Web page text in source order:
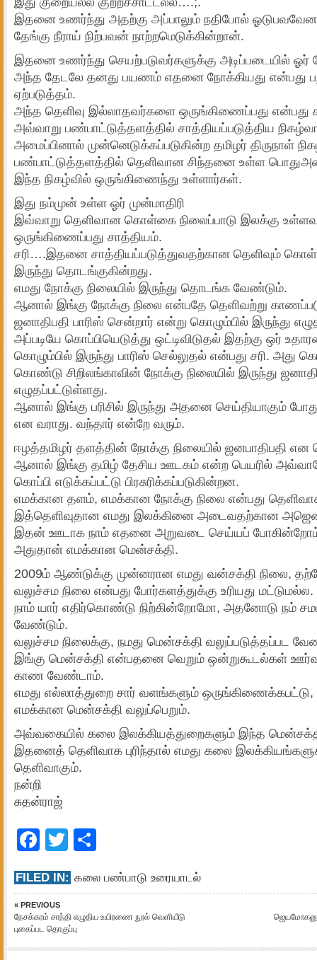
இதனை உணர்ந்து அதற்கு அப்பாலும் நதிபோல் ஓடுபவவேன
தேங்கு நீராய் நிற்பவன் நாற்றமெடுக்கின்றான்.
இதனை உணர்ந்து செயற்படுவர்களுக்கு அடிப்படையில் ஓர்
அந்த தேடலே தனது பயணம் எதனை நோக்கியது என்பது
ஏற்படுத்தம்.
அந்த தெளிவு இல்லாதவர்களை ஒருங்கிணைப்பது என்பது
அவ்வாறு பண்பாட்டுத்தளத்தில் சாத்தியப்படுத்திய
அமைப்பினால் முன்னெடுக்கப்படுகின்ற தமிழர் திருநாள்
பண்பாட்டுத்தளத்தில் தெளிவான சிந்தனை உள்ள
இந்த நிகழ்வில் ஒருங்கிணைந்து உள்ளார்கள்.
இது நம்முன் உள்ள ஓர் முன்மாதிரி
இவ்வாறு தெளிவான கொள்கை நிலைப்பாடு இலக்கு
ஒருங்கிணைப்பது சாத்தியம்.
சரி….இதனை சாத்தியப்படுத்துவதற்கான தெளிவும்
இருந்து தொடங்குகின்றது.
எமது நோக்கு நிலையில் இருந்து தொடங்க வேண்டும்.
ஆனால் இங்கு நோக்கு நிலை என்பதே தெளிவற்று
ஜனாதிபதி பாரிஸ் சென்றார் என்று கொழும்பில் இருந்து
அப்படியே கொப்பியெடுத்து ஒட்டிவிடுதல் இதற்கு ஒர்
கொழும்பில் இருந்து பாரிஸ் செல்லுதல் என்பது சரி. அது
கொண்டு சிறிலங்காவின் நோக்கு நிலையில் இருந்து
எழுதப்பட்டுள்ளது.
ஆனால் இங்கு பரிசில் இருந்து அதனை செய்தியாகும்
என வராது. வந்தார் என்றே வரும்.
ஈழத்தமிழர் தளத்தின் நோக்கு நிலையில் ஜனபாதிபதி என
ஆனால் இங்கு தமிழ் தேசிய ஊடகம் என்ற பெயரில்
கொப்பி எடுக்கப்பட்டு பிரசுரிக்கப்படுகின்றன.
எமக்கான தளம், எமக்கான நோக்கு நிலை என்பது
இத்தெளிவுதான எமது இலக்கினை அடைவதற்கான
இதன் ஊடாக நாம் எதனை அறுவடை செய்யப்
அதுதான் எமக்கான மென்சக்தி.
2009ம் ஆண்டுக்கு முன்னரான எமது வன்சக்தி நிலை,
வலுச்சம நிலை என்பது போர்களத்துக்கு உரியது மட்டுமல்ல.
நாம் யார் எதிர்கொண்டு நிற்கின்றோமோ, அதனோடு நம்
வேண்டும்.
வலுச்சம நிலைக்கு, நமது மென்சக்தி வலுப்படுத்தப்பட
இங்கு மென்சக்தி என்பதனை வெறும் ஒன்றுகூடல்கள்
காண வேண்டாம்.
எமது எல்லாத்துறை சார் வளங்களும் ஒருங்கிணைக்கபட்டு,
எமக்கான மென்சக்தி வலுப்பெறும்.
அவ்வகையில் கலை இலக்கியத்துறைகளும் இந்த
இதனைத் தெளிவாக புரிந்தால் எமது கலை
தெளிவாகும்.
நன்றி
சுதன்ராஜ்
Facebook
Twitter
FILED IN: கலை பண்பாடு உரையாடல்
« PREVIOUS
நேசக்கரம் சாந்தி எழுதிய உயிரணை நூல் வெளியீடு
புகைப்பட தொகுப்பு